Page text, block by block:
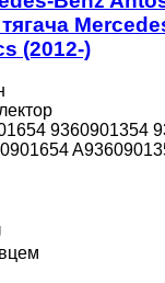
(2012-)
9360901354